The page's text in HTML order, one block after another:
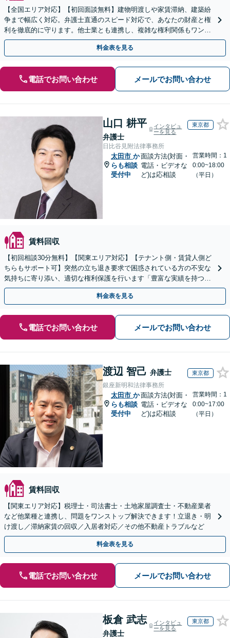
【全国エリア対応】【初回面談無料】建物明渡しや家賃滞納、建築紛
争まで幅広く対応。弁護士直通のスピード対応で、あなたの財産と権
利を徹底的に守ります。他士業とも連携し、複雑な権利関係もワンス
トップで解決。【弁護士直通・LINE相談可】
料金表を見る
電話でお問い合わせ メールでお問い合わせ
山口 耕平
弁護士
インタビュ
ーを見る
東京都
日比谷見附法律事務所
太田市 か
らも相談
受付中
面談方法(対面・
電話・ビデオな
ど)は応相談
営業時間：1
0:00~18:00
（平日）
賃料回収
【初回相談30分無料】【関東エリア対応】【テナント側・賃貸人側ど
ちらもサポート可】突然の立ち退き要求で困惑されている方の不安な
気持ちに寄り添い、適切な権利保護を行います「豊富な実績を持つ弁
護士チームによる総合的サポート」【休日・夜間相談可】
料金表を見る
電話でお問い合わせ メールでお問い合わせ
渡辺 智己 弁護士 東京都
銀座新明和法律事務所
太田市 か
らも相談
受付中
面談方法(対面・
電話・ビデオな
ど)は応相談
営業時間：1
0:00~17:00
（平日）
賃料回収
【関東エリア対応】税理士・司法書士・土地家屋調査士・不動産業者
など他業種と連携し、問題をワンストップ解決できます！立退き・明
け渡し／滞納家賃の回収／入居者対応／その他不動産トラブルなど
料金表を見る
電話でお問い合わせ メールでお問い合わせ
板倉 武志
弁護士
インタビュ
ーを見る
東京都